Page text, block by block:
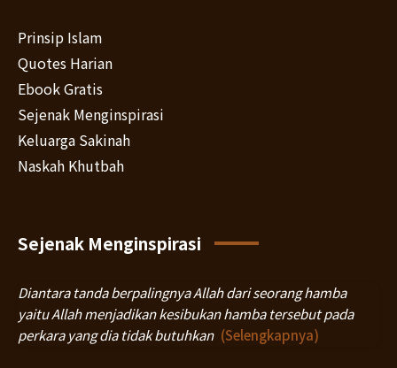
Prinsip Islam
Quotes Harian
Ebook Gratis
Sejenak Menginspirasi
Keluarga Sakinah
Naskah Khutbah
Sejenak Menginspirasi
Diantara tanda berpalingnya Allah dari seorang hamba
yaitu Allah menjadikan kesibukan hamba tersebut pada
perkara yang dia tidak butuhkan (Selengkapnya)